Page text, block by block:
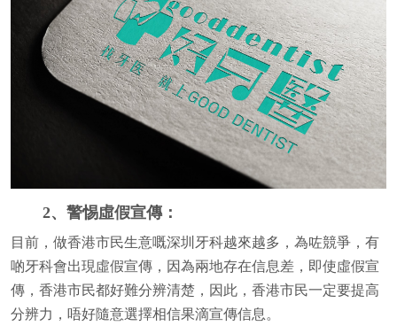
2、警惕虛假宣傳：
目前，做香港市民生意嘅深圳牙科越來越多，為咗競爭，有
啲牙科會出現虛假宣傳，因為兩地存在信息差，即使虛假宣
傳，香港市民都好難分辨清楚，因此，香港市民一定要提高
分辨力，唔好隨意選擇相信果滴宣傳信息。